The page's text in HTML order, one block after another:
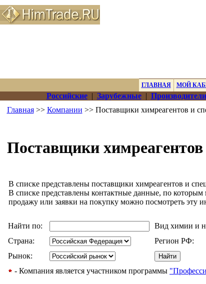
ГЛАВНАЯ МОЙ
Российские| Зарубежные|
Главная>> Компании >> Поставщики химреагентов и
Поставщики
В списке представлены поставщики химреагентов и
В списке представлены контактные данные, по
продажу или заявки на покупку можно посмотреть эту
Найти по:
Вид химии и
Страна:
Регион РФ:
Рынок:
- Компания является участником программы